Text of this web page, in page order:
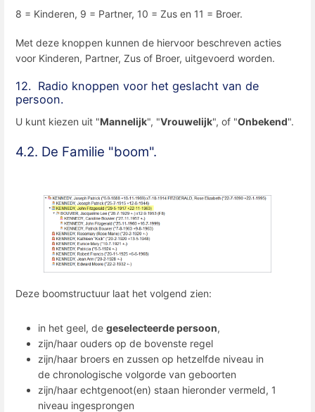
8 = Kinderen, 9 = Partner, 10 = Zus en 11 = Broer.
Met deze knoppen kunnen de hiervoor beschreven acties
voor Kinderen, Partner, Zus of Broer, uitgevoerd worden.
12. Radio knoppen voor het geslacht van de
persoon.
U kunt kiezen uit "Mannelijk", "Vrouwelijk", of "Onbekend".
4.2. De Familie "boom".
Deze boomstructuur laat het volgend zien:
in het geel, de geselecteerde persoon,
zijn/haar ouders op de bovenste regel
zijn/haar broers en zussen op hetzelfde niveau in
de chronologische volgorde van geboorten
zijn/haar echtgenoot(en) staan ​​hieronder vermeld, 1
niveau ingesprongen